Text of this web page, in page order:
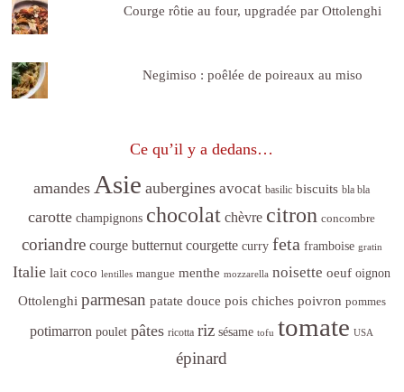
Courge rôtie au four, upgradée par Ottolenghi
Negimiso : poêlée de poireaux au miso
Ce qu’il y a dedans…
amandes Asie aubergines avocat basilic biscuits bla bla
carotte champignons chocolat chèvre citron concombre
coriandre courge butternut courgette curry feta framboise gratin
Italie lait coco lentilles mangue menthe mozzarella noisette oeuf oignon
Ottolenghi parmesan patate douce pois chiches poivron pommes
potimarron poulet pâtes ricotta riz sésame tofu tomate USA
épinard